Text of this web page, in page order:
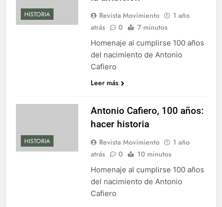
HISTORIA Revista Movimiento
1 año
atrás
0 7 minutos
Homenaje al cumplirse 100 años
del nacimiento de Antonio
Cafiero
Leer más
HISTORIA
Antonio Cafiero, 100 años:
hacer historia
Revista Movimiento
1 año
atrás
0 10 minutos
Homenaje al cumplirse 100 años
del nacimiento de Antonio
Cafiero